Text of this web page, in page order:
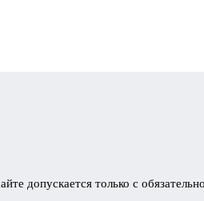
допускается только с